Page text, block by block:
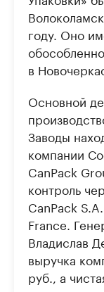
году. Оно
в
Основной
Заводы
компании
CanPack
контроль
CanPack
France.
Владислав
выручка
руб., а